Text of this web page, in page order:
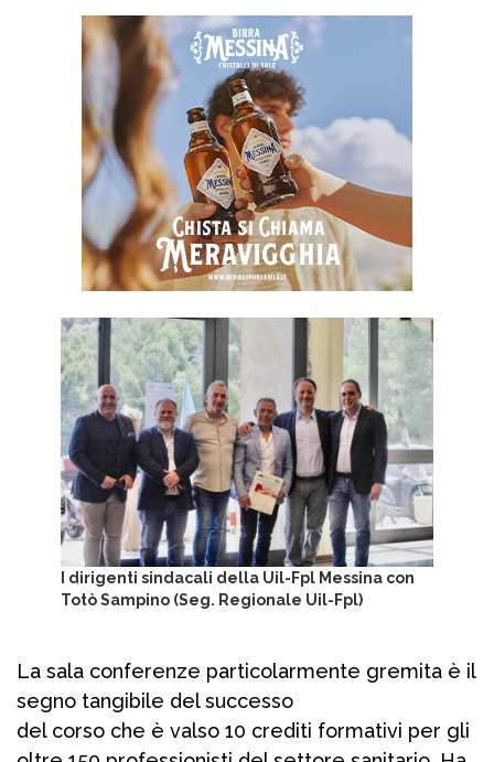
I dirigenti sindacali della Uil-Fpl Messina con
Totò Sampino (Seg. Regionale Uil-Fpl)
La sala conferenze particolarmente gremita è il
segno tangibile del successo
del corso che è valso 10 crediti formativi per gli